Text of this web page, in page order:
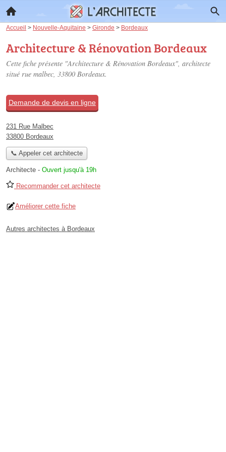
Accueil > Nouvelle-Aquitaine > Gironde > Bordeaux
Architecture & Rénovation Bordeaux
Cette fiche présente "Architecture & Rénovation Bordeaux", architecte
situé rue malbec, 33800 Bordeaux.
Demande de devis en ligne
231 Rue Malbec
33800 Bordeaux
📞 Appeler cet architecte
Architecte - Ouvert jusqu'à 19h
Recommander cet architecte
Améliorer cette fiche
Autres architectes à Bordeaux